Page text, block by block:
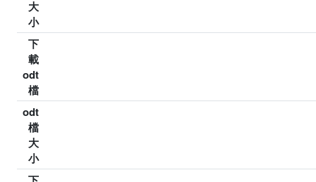
大
小
下
載
odt
檔
odt
檔
大
小